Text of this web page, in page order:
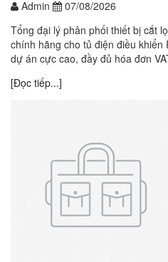
Admin
07/08/2026
Tổng đại lý phân phối thiết bị cắt
chính hãng cho tủ điện điều khiển
dự án cực cao, đầy đủ hóa đơn
[Đọc tiếp...]